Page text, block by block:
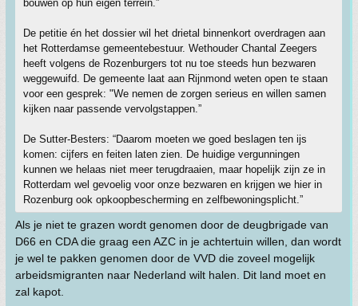
bouwen op hun eigen terrein.”
De petitie én het dossier wil het drietal binnenkort overdragen aan
het Rotterdamse gemeentebestuur. Wethouder Chantal Zeegers
heeft volgens de Rozenburgers tot nu toe steeds hun bezwaren
weggewuifd. De gemeente laat aan Rijnmond weten open te staan
voor een gesprek: "We nemen de zorgen serieus en willen samen
kijken naar passende vervolgstappen.”
De Sutter-Besters: “Daarom moeten we goed beslagen ten ijs
komen: cijfers en feiten laten zien. De huidige vergunningen
kunnen we helaas niet meer terugdraaien, maar hopelijk zijn ze in
Rotterdam wel gevoelig voor onze bezwaren en krijgen we hier in
Rozenburg ook opkoopbescherming en zelfbewoningsplicht.”
Als je niet te grazen wordt genomen door de deugbrigade van
D66 en CDA die graag een AZC in je achtertuin willen, dan wordt
je wel te pakken genomen door de VVD die zoveel mogelijk
arbeidsmigranten naar Nederland wilt halen. Dit land moet en
zal kapot.